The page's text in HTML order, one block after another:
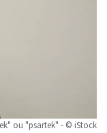
ou "psartek" - © iStock